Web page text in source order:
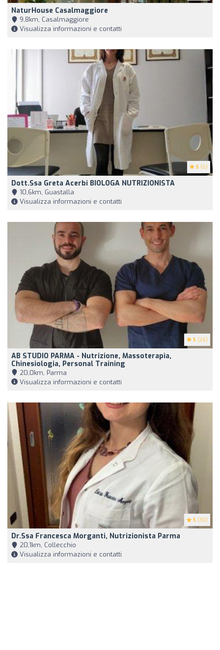
NaturHouse Casalmaggiore
9,8km, Casalmaggiore
Visualizza informazioni e contatti
5 (6)
Dott.ssa Greta Acerbi BIOLOGA NUTRIZIONISTA
10,6km, Guastalla
Visualizza informazioni e contatti
5 (26)
AB STUDIO PARMA - Nutrizione, Massoterapia,
Chinesiologia, Personal Training
20,0km, Parma
Visualizza informazioni e contatti
5 (30)
Dr.ssa Francesca Morganti, Nutrizionista Parma
20,1km, Collecchio
Visualizza informazioni e contatti